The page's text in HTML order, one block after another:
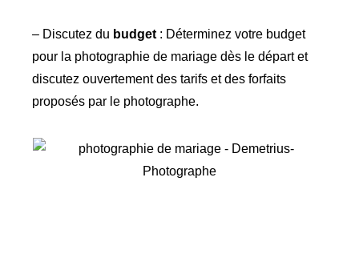
– Discutez du budget: Déterminez votre budget
pour la photographie de mariage dès le départ et
discutez ouvertement des tarifs et des forfaits
proposés par le photographe.